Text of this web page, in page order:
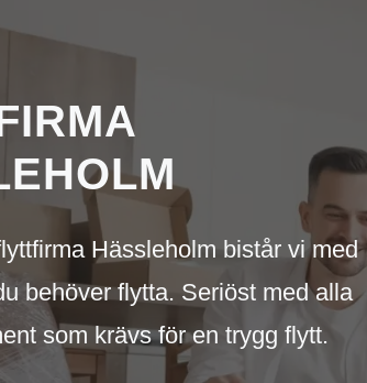
Hässleholm bistår vi med
behöver flytta. Seriöst med alla
som krävs för en trygg flytt.